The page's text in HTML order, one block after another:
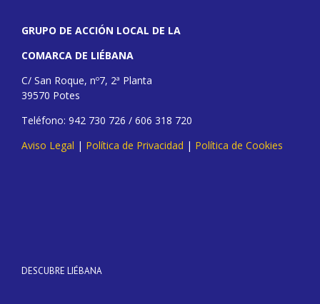
GRUPO DE ACCIÓN LOCAL DE LA
COMARCA DE LIÉBANA
C/ San Roque, nº7, 2ª Planta
39570 Potes
Teléfono: 942 730 726 / 606 318 720
Aviso Legal | Política de Privacidad | Política de Cookies
DESCUBRE LIÉBANA